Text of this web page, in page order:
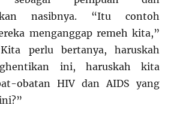
nasibnya. “Itu contoh
menganggap remeh kita,”
perlu bertanya, haruskah
ini, haruskah kita
obatan HIV dan AIDS yang